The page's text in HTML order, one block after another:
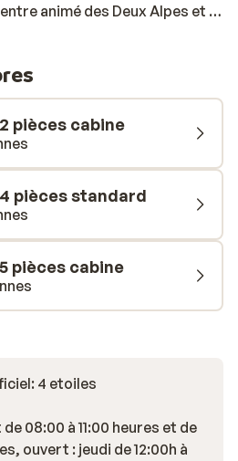
animé des Deux Alpes et à
de ski. Vous aurez tout à
vos prochaines vacances
endroit. La résidence possède
décorés dans un style
de tout le confort nécessaire
pièces cabine
pièces standard
pièces cabine
4 etoiles
08:00 à 11:00 heures et de
ouvert : jeudi de 12:00h à